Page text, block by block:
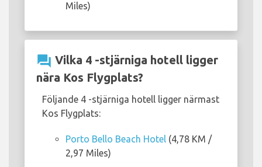
Miles)
question_answer Vilka 4 -stjärniga hotell ligger
nära Kos Flygplats?
Följande 4 -stjärniga hotell ligger närmast
Kos Flygplats:
Porto Bello Beach Hotel (4,78 KM /
2,97 Miles)